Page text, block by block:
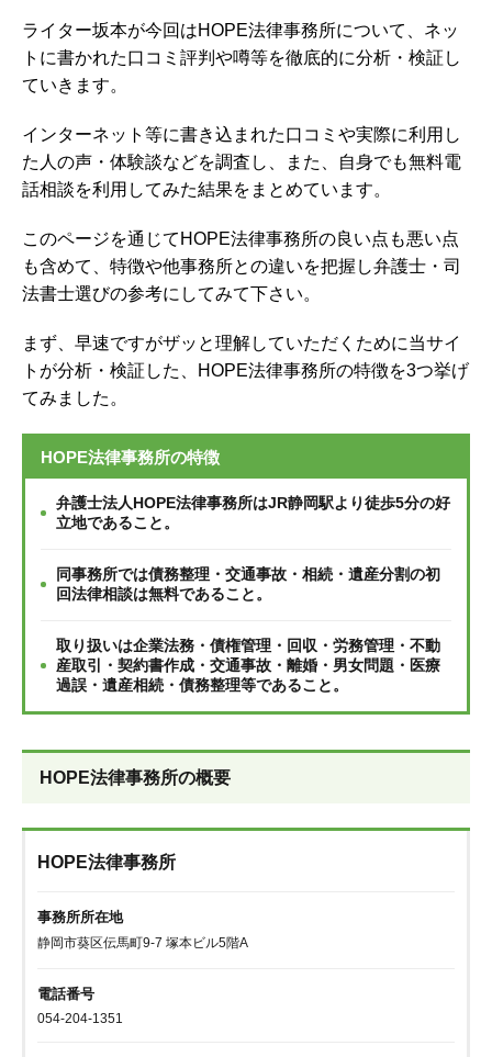
ライター坂本が今回はHOPE法律事務所について、ネッ
トに書かれた口コミ評判や噂等を徹底的に分析・検証し
ていきます。
インターネット等に書き込まれた口コミや実際に利用し
た人の声・体験談などを調査し、
また、自身でも無料電
話相談を利用してみた結果をまとめています。
このページを通じてHOPE法律事務所の良い点も悪い点
も含めて、特徴や他事務所との違いを把握し弁護士・司
法書士選びの参考にしてみて下さい。
まず、早速ですがザッと理解していただくために当サイ
トが分析・検証した、HOPE法律事務所の特徴を3つ挙げ
てみました。
HOPE法律事務所の特徴
弁護士法人HOPE法律事務所はJR静岡駅より徒歩5分の好
立地であること。
同事務所では債務整理・交通事故・相続・遺産分割の初
回法律相談は無料であること。
取り扱いは企業法務・債権管理・回収・労務管理・不動
産取引・契約書作成・交通事故・離婚・男女問題・医療
過誤・遺産相続・債務整理等であること。
HOPE法律事務所の概要
HOPE法律事務所
事務所所在地
静岡市葵区伝馬町9-7 塚本ビル5階A
電話番号
054-204-1351